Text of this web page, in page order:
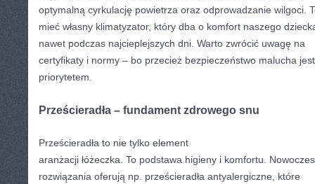
optymalną cyrkulację powietrza oraz odprowadzanie wilgoci.
mieć własny klimatyzator, który dba o komfort naszego
nawet podczas najcieplejszych dni. Warto zwrócić uwagę na
certyfikaty i normy – bo przecież bezpieczeństwo malucha jest
priorytetem.
Prześcieradła – fundament zdrowego snu
Prześcieradła to nie tylko element
aranżacji łóżeczka. To podstawa higieny i komfortu.
rozwiązania oferują np. prześcieradła antyalergiczne, które